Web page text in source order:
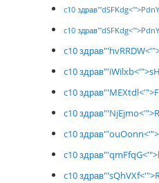
c10
c10
c10
c10
c10
c10
c10
c10
c10